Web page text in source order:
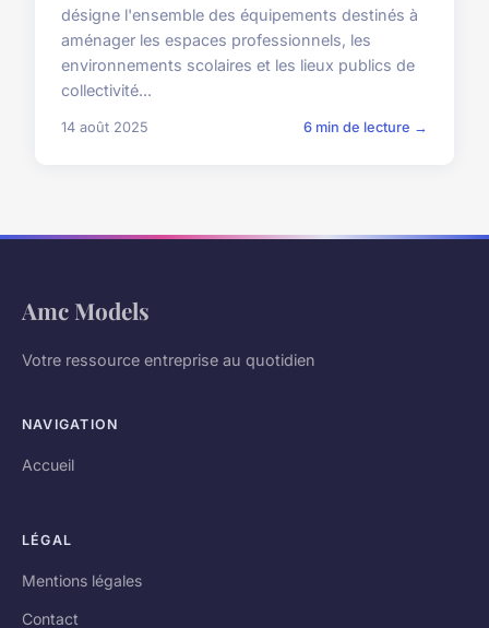
désigne l'ensemble des équipements destinés à
aménager les espaces professionnels, les
environnements scolaires et les lieux publics de
collectivité...
14 août 2025 6 min de lecture →
Amc Models
Votre ressource entreprise au quotidien
NAVIGATION
Accueil
LÉGAL
Mentions légales
Contact